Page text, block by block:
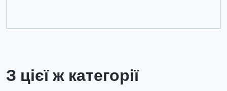
З цієї ж категорії